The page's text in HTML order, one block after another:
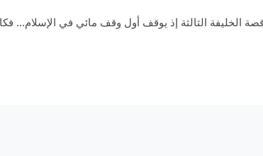
الخليفة الثالثة إذ يوقف أول وقف مائي في الإسلام…